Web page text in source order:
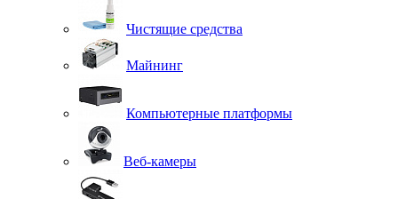
Чистящие средства
Майнинг
Компьютерные платформы
Веб-камеры